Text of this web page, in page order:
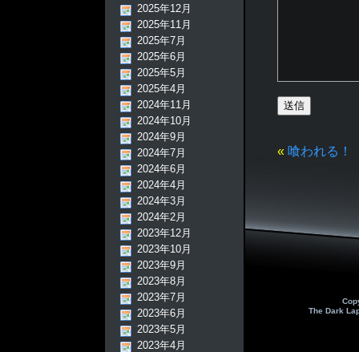
« 喰われる！
The Dark
2025年12月
2025年11月
2025年7月
2025年6月
2025年5月
2025年4月
2024年11月
2024年10月
2024年9月
2024年7月
2024年6月
2024年4月
2024年3月
2024年2月
2023年12月
2023年10月
2023年9月
2023年8月
2023年7月
2023年6月
2023年5月
2023年4月